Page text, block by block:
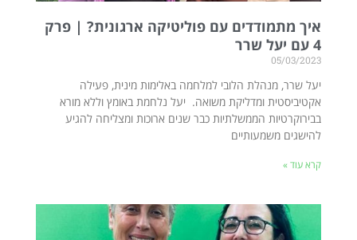
איך מתמודדים עם פוליטיקה ארגונית? | פרק
4 עם יעל שרר
05/03/2023
יעל שרר, מנהלת הלובי למלחמה באלימות מינית, פעילה
אקטיביסטית ומדליקת משואה. יעל נלחמת באומץ וללא מורא
בבירוקרטיות הממשלתיות כבר שנים ארוכות ומצליחה להגיע
להישגים משמעותיים
קרא עוד »